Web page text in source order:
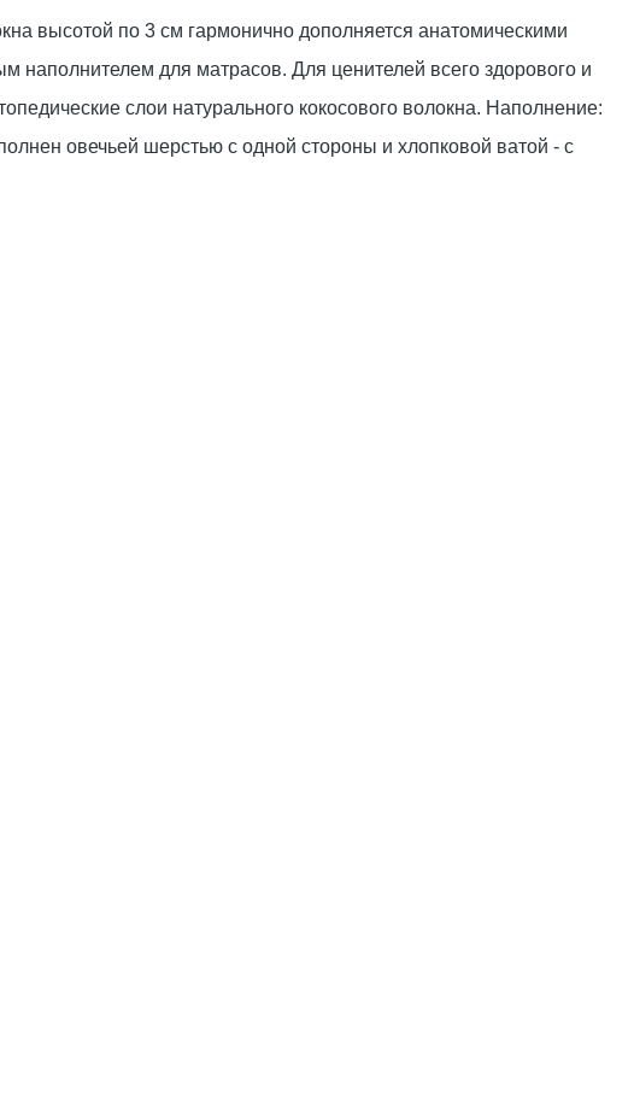
высотой по 3 см гармонично дополняется анатомическими
наполнителем для матрасов. Для ценителей всего здорового и
слои натурального кокосового волокна. Наполнение:
овечьей шерстью с одной стороны и хлопковой ватой - с